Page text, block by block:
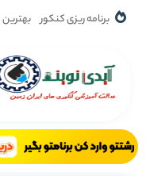
برنامه ریزی کنکور